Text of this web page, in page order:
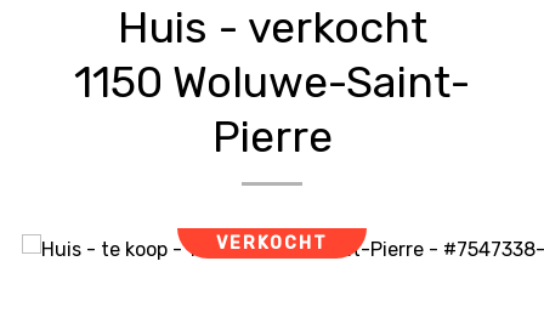
Huis - verkocht
1150 Woluwe-Saint-
Pierre
VERKOCHT